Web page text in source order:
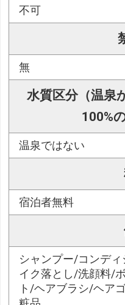
不可
無
水質区分（温泉
100%
温泉ではない
宿泊者無料
シャンプー/コンデ
イク落とし/洗顔料/
ト/ヘアブラシ/ヘア